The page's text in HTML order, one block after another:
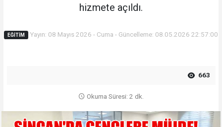
hizmete açıldı.
EĞITIM Yayın: 08 Mayıs 2026 - Cuma - Güncelleme: 08.05.2026 22:57:00
663
Okuma Süresi: 2 dk.